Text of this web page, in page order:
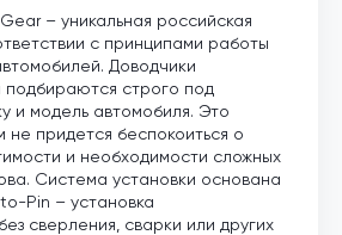
– уникальная российская
с принципами работы
Доводчики
подбираются строго под
и модель автомобиля. Это
не придется беспокоиться о
и необходимости сложных
Система установки основана
Pin – установка
сверления, сварки или других